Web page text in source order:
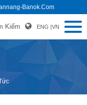
Banok.com
Kiếm ENG |VN